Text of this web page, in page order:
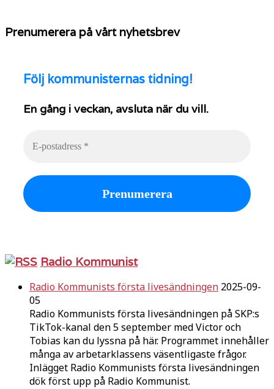
Prenumerera på vårt nyhetsbrev
Följ kommunisternas tidning!
En gång i veckan, avsluta när du vill.
Radio Kommunist
Radio Kommunists första livesändningen 2025-09-
05
Radio Kommunists första livesändningen på SKP:s
TikTok-kanal den 5 september med Victor och
Tobias kan du lyssna på här. Programmet innehåller
många av arbetarklassens väsentligaste frågor.
Inlägget Radio Kommunists första livesändningen
dök först upp på Radio Kommunist.